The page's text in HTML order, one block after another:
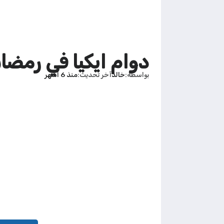
دوام ايكيا في رمضان 2026
بواسطة خالدآخر تحديث منذ 6 أشهر